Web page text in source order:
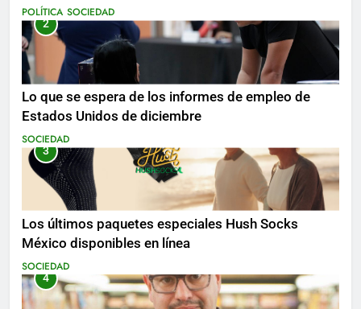
mientras se realizan arrestos
POLÍTICA SOCIEDAD
2
Lo que se espera de los informes de empleo de
Estados Unidos de diciembre
SOCIEDAD
3
Los últimos paquetes especiales Hush Socks
México disponibles en línea
SOCIEDAD
4